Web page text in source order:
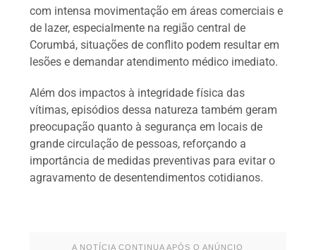
com intensa movimentação em áreas comerciais e
de lazer, especialmente na região central de
Corumbá, situações de conflito podem resultar em
lesões e demandar atendimento médico imediato.
Além dos impactos à integridade física das
vítimas, episódios dessa natureza também geram
preocupação quanto à segurança em locais de
grande circulação de pessoas, reforçando a
importância de medidas preventivas para evitar o
agravamento de desentendimentos cotidianos.
A NOTÍCIA CONTINUA APÓS O ANÚNCIO